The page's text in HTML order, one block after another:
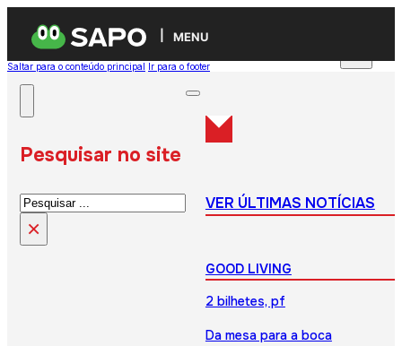
MENU
Saltar para o conteúdo principal Ir para o footer
Pesquisar no site
Pesquisar
×
VER ÚLTIMAS NOTÍCIAS
GOOD LIVING
2 bilhetes, pf
Da mesa para a boca